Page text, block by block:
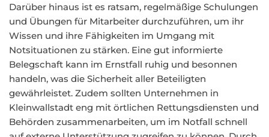
Darüber hinaus ist es ratsam, regelmäßige Schulungen
und Übungen für Mitarbeiter durchzuführen, um ihr
Wissen und ihre Fähigkeiten im Umgang mit
Notsituationen zu stärken. Eine gut informierte
Belegschaft kann im Ernstfall ruhig und besonnen
handeln, was die Sicherheit aller Beteiligten
gewährleistet. Zudem sollten Unternehmen in
Kleinwallstadt eng mit örtlichen Rettungsdiensten und
Behörden zusammenarbeiten, um im Notfall schnell